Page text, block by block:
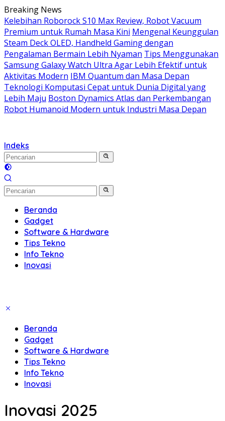
Langsung
ke
konten
Breaking News
Kelebihan Roborock S10 Max Review, Robot Vacuum
Premium untuk Rumah Masa Kini Mengenal Keunggulan
Steam Deck OLED, Handheld Gaming dengan
Pengalaman Bermain Lebih Nyaman Tips Menggunakan
Samsung Galaxy Watch Ultra Agar Lebih Efektif untuk
Aktivitas Modern IBM Quantum dan Masa Depan
Teknologi Komputasi Cepat untuk Dunia Digital yang
Lebih Maju Boston Dynamics Atlas dan Perkembangan
Robot Humanoid Modern untuk Industri Masa Depan
Indeks
Beranda
Gadget
Software & Hardware
Tips Tekno
Info Tekno
Inovasi
Beranda
Gadget
Software & Hardware
Tips Tekno
Info Tekno
Inovasi
Inovasi 2025